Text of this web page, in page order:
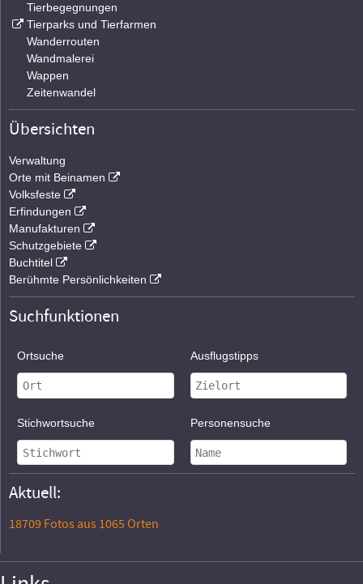
Tierbegegnungen
Tierparks und Tierfarmen
Wanderrouten
Wandmalerei
Wappen
Zeitenwandel
Übersichten
Verwaltung
Orte mit Beinamen
Volksfeste
Erfindungen
Manufakturen
Schutzgebiete
Buchtitel
Berühmte Persönlichkeiten
Suchfunktionen
Ortsuche Ausflugstipps
Stichwortsuche Personensuche
Aktuell:
18709 Fotos aus 1065 Orten